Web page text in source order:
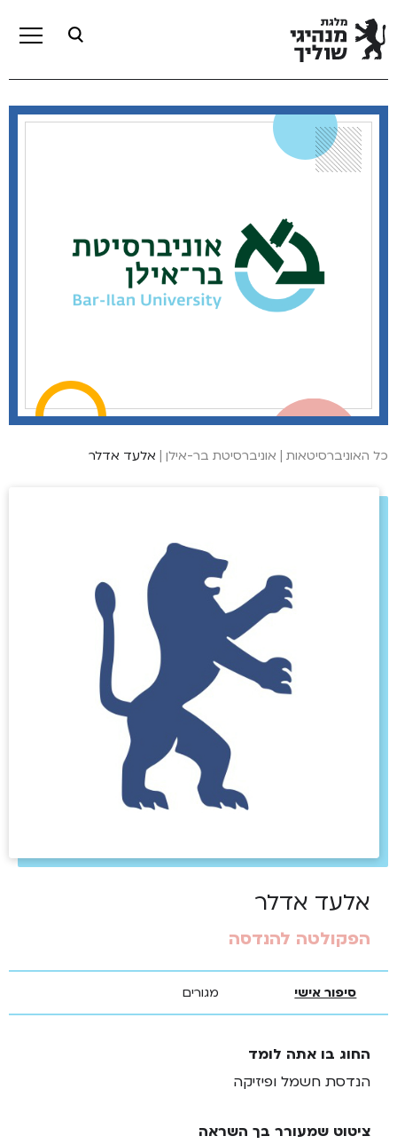
כל האוניברסיטאות | אוניברסיטת בר-אילן | אלעד אדלר
אלעד אדלר
הפקולטה להנדסה
סיפור אישי מגורים
החוג בו אתה לומד
הנדסת חשמל ופיזיקה
ציטוט שמעורר בך השראה